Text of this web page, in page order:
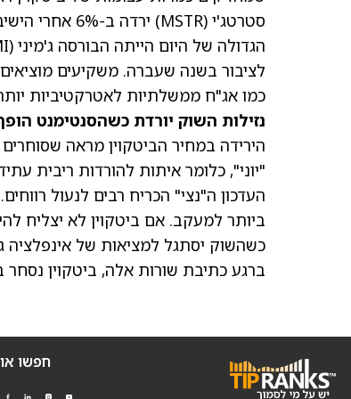
סטרטג'י (MSTR) ירדה ב-6% אחרי הישיבה, ו-Bitmine המתמקדת באתריום
הגדולה של היום הייתה הבורסה ג'מיני (GEMI)
לציבור בשנה שעברה. משקיעים
כמו אג"ח ממשלתיות לאטרקטיביות
נזילות השוק יורדת כשהסנטימנט
הירידה במחיר הביטקוין מראה
"יוני", כלומר איתות להורדות ריבית
כשהשוק יסתגל למציאות של אינפלציה
ברגע כתיבת שורות אלה, ביטקוין נסחר ב-71,087.40
חפשו